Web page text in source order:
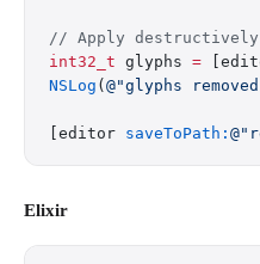
// Apply destructively,
int32_t glyphs =
NSLog ( @"glyphs
[editor saveToPath:
Elixir